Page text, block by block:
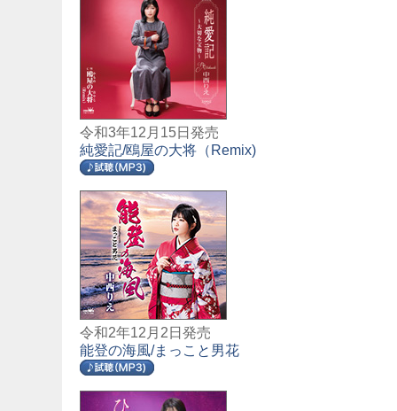
令和3年12月15日発売
純愛記/鴎屋の大将（Remix)
令和2年12月2日発売
能登の海風/まっこと男花